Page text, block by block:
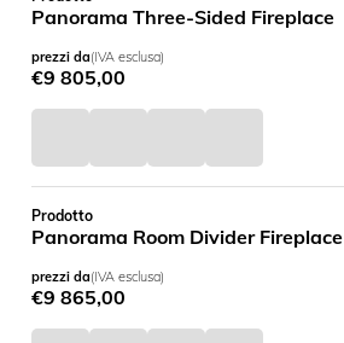
Panorama Three-Sided Fireplace
prezzi da(IVA esclusa)
€9 805,00
Prodotto
Panorama Room Divider Fireplace
prezzi da(IVA esclusa)
€9 865,00